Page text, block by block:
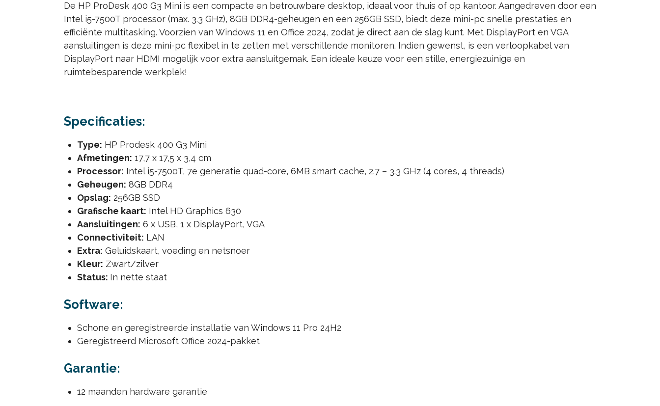
De HP ProDesk 400 G3 Mini is een compacte en betrouwbare desktop, ideaal voor thuis of op kantoor. Aangedreven door een
Intel i5-7500T processor (max. 3.3 GHz), 8GB DDR4-geheugen en een 256GB SSD, biedt deze mini-pc snelle prestaties en
efficiënte multitasking. Voorzien van Windows 11 en Office 2024, zodat je direct aan de slag kunt. Met DisplayPort en VGA
aansluitingen is deze mini-pc flexibel in te zetten met verschillende monitoren. Indien gewenst, is een verloopkabel van
DisplayPort naar HDMI mogelijk voor extra aansluitgemak. Een ideale keuze voor een stille, energiezuinige en
ruimtebesparende werkplek!
Specificaties:
Type: HP Prodesk 400 G3 Mini
Afmetingen: 17,7 x 17,5 x 3,4 cm
Processor: Intel i5-7500T, 7e generatie quad-core, 6MB smart cache, 2.7 – 3.3 GHz (4 cores, 4 threads)
Geheugen: 8GB DDR4
Opslag: 256GB SSD
Grafische kaart: Intel HD Graphics 630
Aansluitingen: 6 x USB, 1 x DisplayPort, VGA
Connectiviteit: LAN
Extra: Geluidskaart, voeding en netsnoer
Kleur: Zwart/zilver
Status: In nette staat
Software:
Schone en geregistreerde installatie van Windows 11 Pro 24H2
Geregistreerd Microsoft Office 2024-pakket
Garantie:
12 maanden hardware garantie